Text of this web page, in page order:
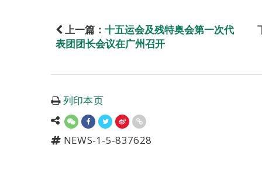
上一篇： 十五运会及残特奥会第一次代
表团团长会议在广州召开
列印本页
NEWS-1-5-837628